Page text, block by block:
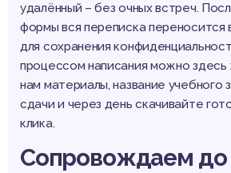
удалённый – без очных встреч.
формы вся переписка переносится
для сохранения
процессом написания можно
нам материалы, название учебного
сдачи и через день скачивайте
клика.
Сопровождаем до